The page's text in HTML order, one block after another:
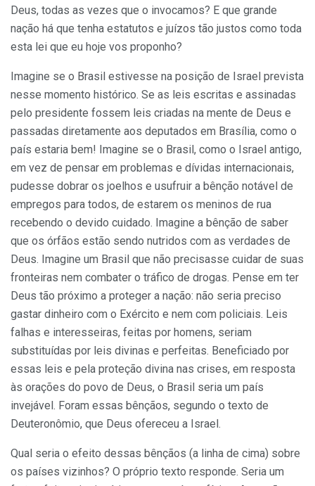
Deus, todas as vezes que o invocamos? E que grande
nação há que tenha estatutos e juízos tão justos como toda
esta lei que eu hoje vos proponho?
Imagine se o Brasil estivesse na posição de Israel prevista
nesse momento histórico. Se as leis escritas e assinadas
pelo presidente fossem leis criadas na mente de Deus e
passadas diretamente aos deputados em Brasília, como o
país estaria bem! Imagine se o Brasil, como o Israel antigo,
em vez de pensar em problemas e dívidas internacionais,
pudesse dobrar os joelhos e usufruir a bênção notável de
empregos para todos, de estarem os meninos de rua
recebendo o devido cuidado. Imagine a bênção de saber
que os órfãos estão sendo nutridos com as verdades de
Deus. Imagine um Brasil que não precisasse cuidar de suas
fronteiras nem combater o tráfico de drogas. Pense em ter
Deus tão próximo a proteger a nação: não seria preciso
gastar dinheiro com o Exército e nem com policiais. Leis
falhas e interesseiras, feitas por homens, seriam
substituídas por leis divinas e perfeitas. Beneficiado por
essas leis e pela proteção divina nas crises, em resposta
às orações do povo de Deus, o Brasil seria um país
invejável. Foram essas bênçãos, segundo o texto de
Deuteronômio, que Deus ofereceu a Israel.
Qual seria o efeito dessas bênçãos (a linha de cima) sobre
os países vizinhos? O próprio texto responde. Seria um